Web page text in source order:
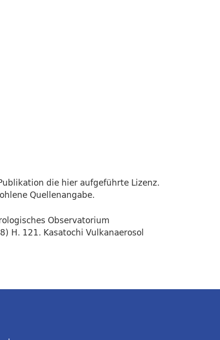
die hier aufgeführte Lizenz.
Quellenangabe.
Observatorium
H. 121. Kasatochi Vulkanaerosol